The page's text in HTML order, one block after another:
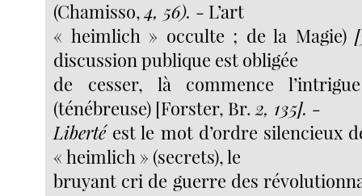
(Chamisso,4, 56). - L’art
« heimlich » occulte ; de la Magie)
discussion publique est obligée
de cesser, là commence
(ténébreuse) [Forster, Br.2, 135]. -
Liberté est le mot d’ordre silencieux
« heimlich » (secrets), le
bruyant cri de guerre des